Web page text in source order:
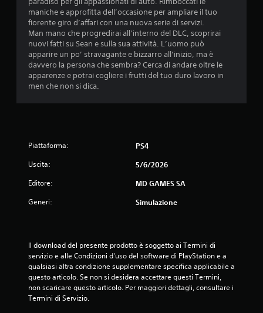
maniche e approfitta dell’occasione per ampliare il tuo
fiorente giro d’affari con una nuova serie di servizi.
Man mano che progredirai all’interno del DLC, scoprirai
nuovi fatti su Sean e sulla sua attività. L’uomo può
apparire un po’ stravagante e bizzarro all’inizio, ma è
davvero la persona che sembra? Cerca di andare oltre le
apparenze e potrai cogliere i frutti del tuo duro lavoro in
men che non si dica.
Piattaforma: PS4
Uscita: 5/6/2026
Editore: MD GAMES SA
Generi: Simulazione
Il download del presente prodotto è soggetto ai Termini di
servizio e alle Condizioni d'uso del software di PlayStation e a
qualsiasi altra condizione supplementare specifica applicabile a
questo articolo. Se non si desidera accettare questi Termini,
non scaricare questo articolo. Per maggiori dettagli, consultare i
Termini di Servizio.